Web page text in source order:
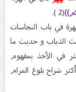
(2 ).
في باب النجاسات
الذباب و حديث ما
في الأخذ بمفهوم
بلوغ المرام